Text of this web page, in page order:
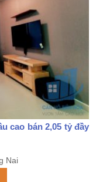
cao bán 2,05 tỷ đầy
Nai